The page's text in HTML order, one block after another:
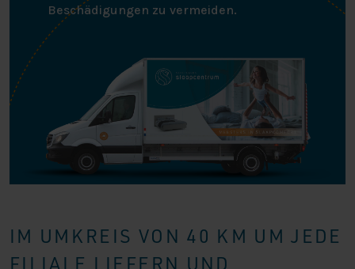
Beschädigungen zu vermeiden.
IM UMKREIS VON 40 KM UM JEDE
FILIALE LIEFERN UND